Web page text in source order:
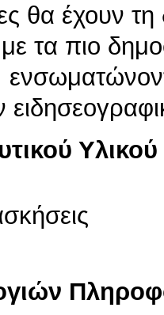
θα έχουν
τα πιο
Υλικού